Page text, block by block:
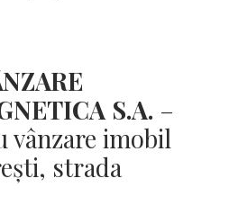
S.A. –
imobil
strada